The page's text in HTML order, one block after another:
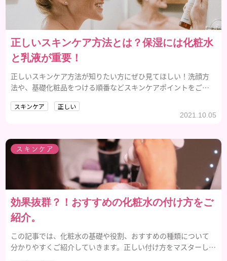
正しいスキンケア方法とは？保湿には化粧水
と乳液が重要！
正しいスキンケア方法が知りたい方にぜひ見てほしい！洗顔方
法や、基礎化粧品をつける順番などスキンケアポイントをご紹
スキンケア 正しい
2021.10.05
スキンケア
効果抜群？！おすすめの化粧水の付け方をご
紹介。
この記事では、化粧水の基礎や役割、おすすめの種類について
分かりやすくご紹介していきます。正しい付け方をマスターし、